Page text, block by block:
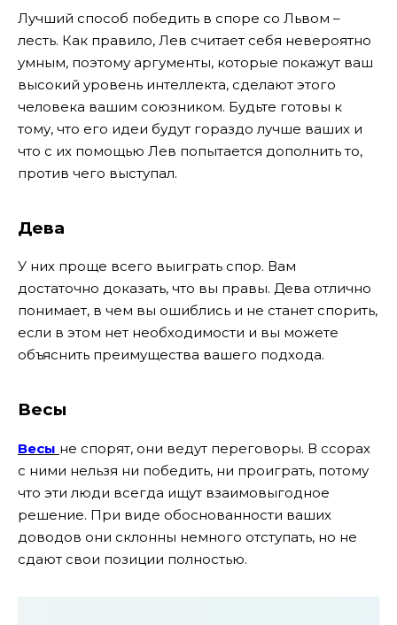
Лучший способ победить в споре со Львом –
лесть. Как правило, Лев считает себя невероятно
умным, поэтому аргументы, которые покажут ваш
высокий уровень интеллекта, сделают этого
человека вашим союзником. Будьте готовы к
тому, что его идеи будут гораздо лучше ваших и
что с их помощью Лев попытается дополнить то,
против чего выступал.
Дева
У них проще всего выиграть спор. Вам
достаточно доказать, что вы правы. Дева отлично
понимает, в чем вы ошиблись и не станет спорить,
если в этом нет необходимости и вы можете
объяснить преимущества вашего подхода.
Весы
Весы не спорят, они ведут переговоры. В ссорах
с ними нельзя ни победить, ни проиграть, потому
что эти люди всегда ищут взаимовыгодное
решение. При виде обоснованности ваших
доводов они склонны немного отступать, но не
сдают свои позиции полностью.